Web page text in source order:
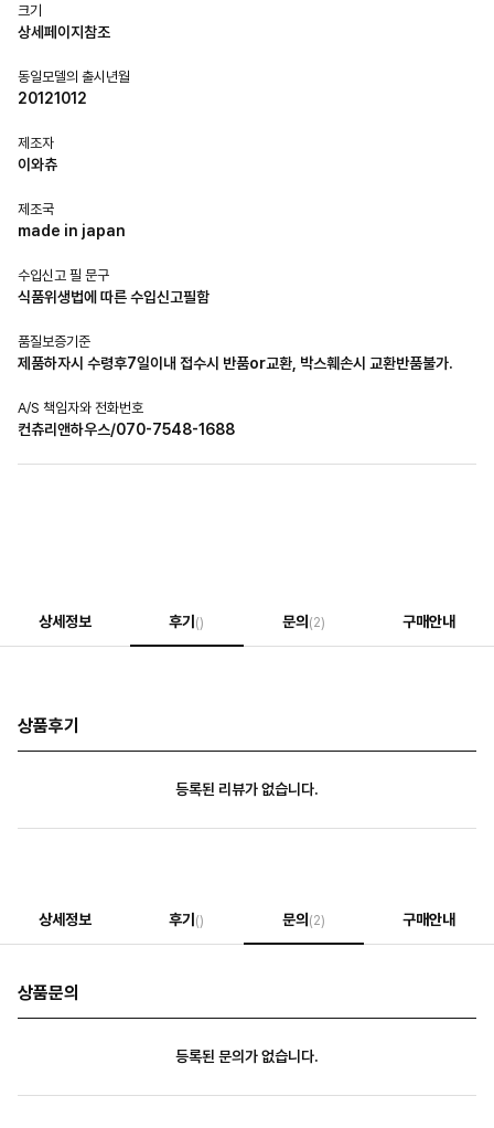
크기
상세페이지참조
동일모델의 출시년월
20121012
제조자
이와츄
제조국
made in japan
수입신고 필 문구
식품위생법에 따른 수입신고필함
품질보증기준
제품하자시 수령후7일이내 접수시 반품or교환, 박스훼손시 교환반품불가.
A/S 책임자와 전화번호
컨츄리앤하우스/070-7548-1688
상세정보 후기 () 문의 (2) 구매안내
상품후기
등록된 리뷰가 없습니다.
상세정보 후기 () 문의 (2) 구매안내
상품문의
등록된 문의가 없습니다.